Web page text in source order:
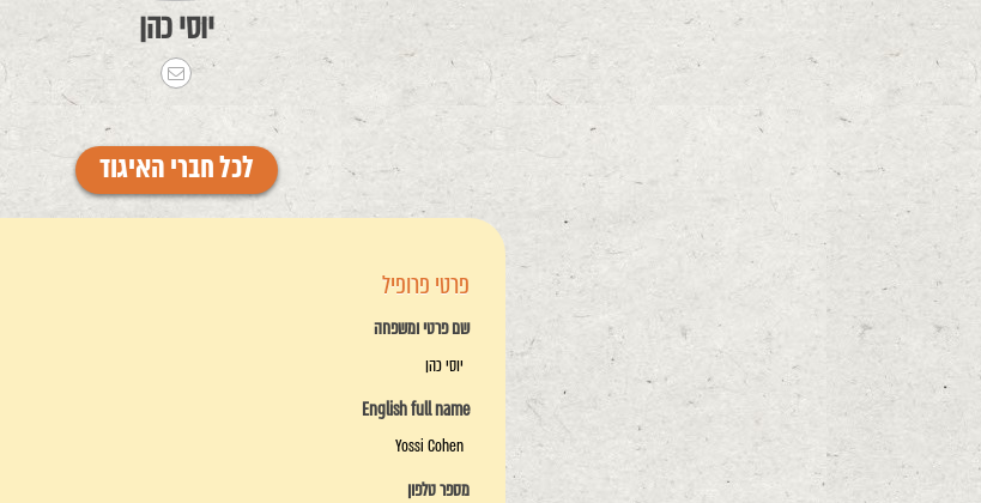
יוסי כהן
לכל חברי האיגוד
פרטי פרופיל
שם פרטי ומשפחה
יוסי כהן
English full name
Yossi Cohen
מספר טלפון